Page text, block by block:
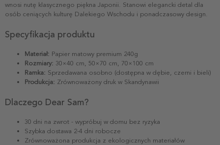
wnosi nutę klasycznego piękna Japonii. Stanowi elegancki detal dla
osób ceniących kulturę Dalekiego Wschodu i ponadczasowy design.
Specyfikacja produktu
Materiał: Papier matowy premium 240g
Rozmiary: 30×40 cm, 50×70 cm, 70×100 cm
Ramka: Sprzedawana osobno (dostępna w dębie, czerni i bieli)
Produkcja: Zrównoważony druk w Skandynawii
Dlaczego Dear Sam?
30 dni na zwrot - wypróbuj w domu bez ryzyka
Szybka dostawa 2-4 dni robocze
Zrównoważona produkcja z ekologicznych materiałów